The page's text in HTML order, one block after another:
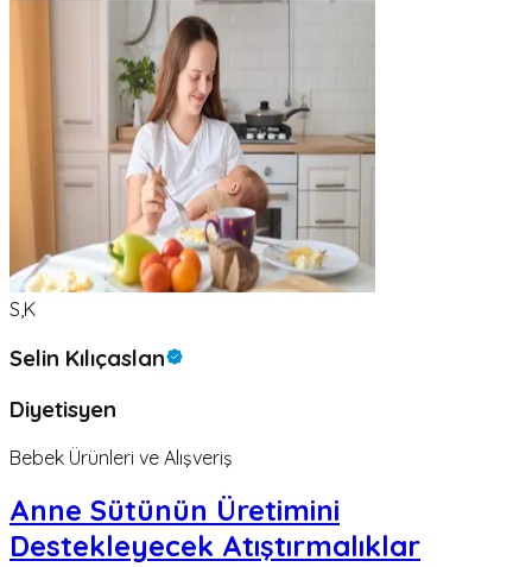
S,K
Selin Kılıçaslan
Diyetisyen
Bebek Ürünleri ve Alışveriş
Anne Sütünün Üretimini
Destekleyecek Atıştırmalıklar